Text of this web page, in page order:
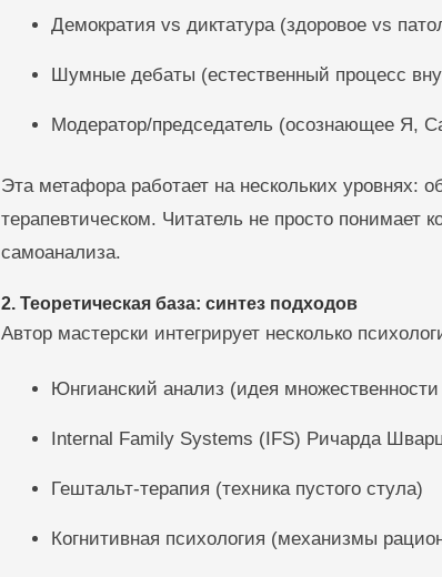
Демократия vs диктатура (здоровое vs
Шумные дебаты (естественный процесс
Модератор/председатель (осознающее Я,
Эта метафора работает на нескольких уровнях:
терапевтическом. Читатель не просто понимает
самоанализа.
2. Теоретическая база: синтез подходов
Автор мастерски интегрирует несколько
Юнгианский анализ (идея
Internal Family Systems (IFS) Ричарда
Гештальт-терапия (техника пустого стула)
Когнитивная психология (механизмы